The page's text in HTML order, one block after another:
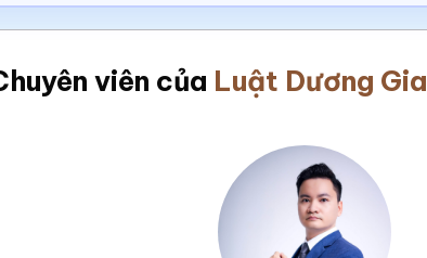
viên của Luật Dương Gia